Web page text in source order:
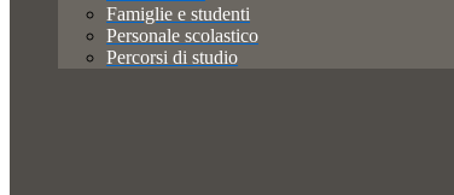
Famiglie e studenti
Personale scolastico
Percorsi di studio